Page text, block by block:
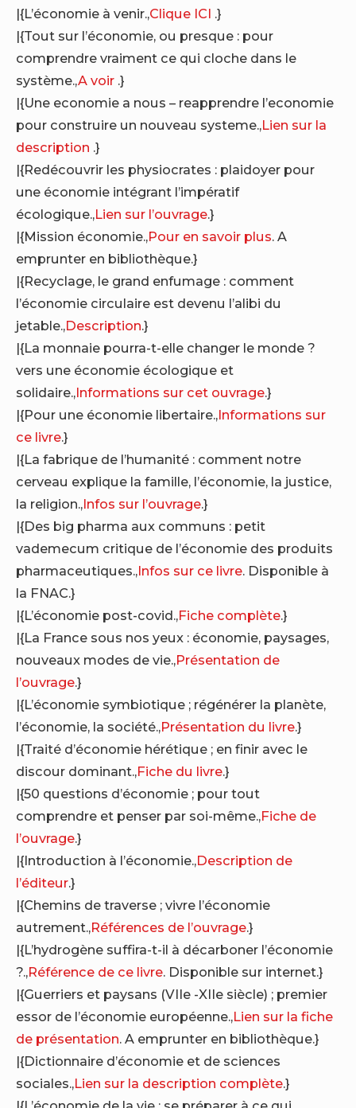
|{L’économie à venir.,Clique ICI .}
|{Tout sur l’économie, ou presque : pour
comprendre vraiment ce qui cloche dans le
système.,A voir .}
|{Une economie a nous – reapprendre l’economie
pour construire un nouveau systeme.,Lien sur la
description .}
|{Redécouvrir les physiocrates : plaidoyer pour
une économie intégrant l’impératif
écologique.,Lien sur l’ouvrage.}
|{Mission économie.,Pour en savoir plus. A
emprunter en bibliothèque.}
|{Recyclage, le grand enfumage : comment
l’économie circulaire est devenu l’alibi du
jetable.,Description.}
|{La monnaie pourra-t-elle changer le monde ?
vers une économie écologique et
solidaire.,Informations sur cet ouvrage.}
|{Pour une économie libertaire.,Informations sur
ce livre.}
|{La fabrique de l’humanité : comment notre
cerveau explique la famille, l’économie, la justice,
la religion.,Infos sur l’ouvrage.}
|{Des big pharma aux communs : petit
vademecum critique de l’économie des produits
pharmaceutiques.,Infos sur ce livre. Disponible à
la FNAC.}
|{L’économie post-covid.,Fiche complète.}
|{La France sous nos yeux : économie, paysages,
nouveaux modes de vie.,Présentation de
l’ouvrage.}
|{L’économie symbiotique ; régénérer la planète,
l’économie, la société.,Présentation du livre.}
|{Traité d’économie hérétique ; en finir avec le
discour dominant.,Fiche du livre.}
|{50 questions d’économie ; pour tout
comprendre et penser par soi-même.,Fiche de
l’ouvrage.}
|{Introduction à l’économie.,Description de
l’éditeur.}
|{Chemins de traverse ; vivre l’économie
autrement.,Références de l’ouvrage.}
|{L’hydrogène suffira-t-il à décarboner l’économie
?.,Référence de ce livre. Disponible sur internet.}
|{Guerriers et paysans (VIIe -XIIe siècle) ; premier
essor de l’économie européenne.,Lien sur la fiche
de présentation. A emprunter en bibliothèque.}
|{Dictionnaire d’économie et de sciences
sociales.,Lien sur la description complète.}